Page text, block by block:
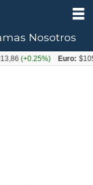
Nosotros
Euro: $1053,08